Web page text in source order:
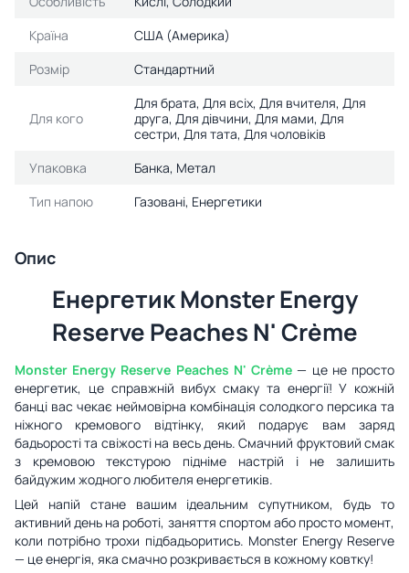
Країна
США (Америка)
Розмір
Стандартний
Для кого
Для брата, Для всіх, Для вчителя, Для
друга, Для дівчини, Для мами, Для
сестри, Для тата, Для чоловіків
Упаковка
Банка, Метал
Тип напою
Газовані, Енергетики
Опис
Енергетик Monster Energy
Reserve Peaches N' Crème
Monster Energy Reserve Peaches N' Crème — це не просто
енергетик, це справжній вибух смаку та енергії! У кожній
банці вас чекає неймовірна комбінація солодкого персика та
ніжного кремового відтінку, який подарує вам заряд
бадьорості та свіжості на весь день. Смачний фруктовий смак
з кремовою текстурою підніме настрій і не залишить
байдужим жодного любителя енергетиків.
Цей напій стане вашим ідеальним супутником, будь то
активний день на роботі, заняття спортом або просто момент,
коли потрібно трохи підбадьоритись. Monster Energy Reserve
— це енергія, яка смачно розкривається в кожному ковтку!